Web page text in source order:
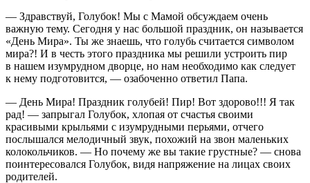
— Здравствуй, Голубок! Мы с Мамой обсуждаем очень
важную тему. Сегодня у нас большой праздник, он называется
«День Мира». Ты же знаешь, что голубь считается символом
мира?! И в честь этого праздника мы решили устроить пир
в нашем изумрудном дворце, но нам необходимо как следует
к нему подготовится, — озабоченно ответил Папа.
— День Мира! Праздник голубей! Пир! Вот здорово!!! Я так
рад! — запрыгал Голубок, хлопая от счастья своими
красивыми крыльями с изумрудными перьями, отчего
послышался мелодичный звук, похожий на звон маленьких
колокольчиков. — Но почему же вы такие грустные? — снова
поинтересовался Голубок, видя напряжение на лицах своих
родителей.